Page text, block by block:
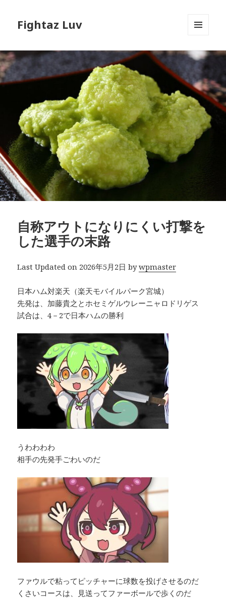
Fightaz Luv
ーとウ
ィジェ
自称アウトになりにくい打撃を
した選手の末路
Last Updated on 2026年5月2日 bywpmaster
日本ハム対楽天（楽天モバイルパーク宮城）
先発は、加藤貴之とホセミゲルウレーニャロドリゲス
試合は、4－2で日本ハムの勝利
うわわわわ
相手の先発手ごわいのだ
ファウルで粘ってピッチャーに球数を投げさせるのだ
くさいコースは、見送ってファーボールで歩くのだ